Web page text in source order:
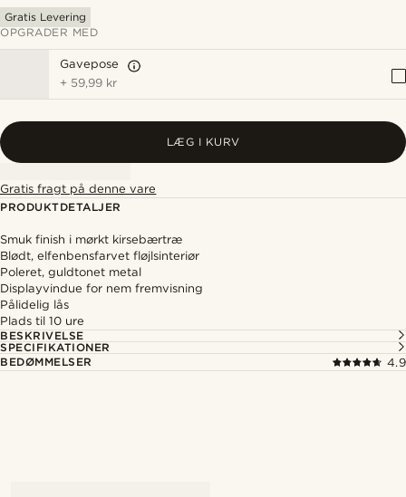
Gratis Levering
OPGRADER MED
Gavepose
+ 59,99 kr
LÆG I KURV
Gratis fragt på denne vare
PRODUKTDETALJER
Smuk finish i mørkt kirsebærtræ
Blødt, elfenbensfarvet fløjlsinteriør
Poleret, guldtonet metal
Displayvindue for nem fremvisning
Pålidelig lås
Plads til 10 ure
BESKRIVELSE
SPECIFIKATIONER
BEDØMMELSER
4.9